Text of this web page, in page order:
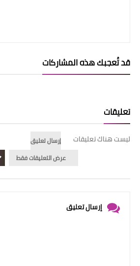
قد تُعجبك هذه المشاركات
تعليقات
ليست هناك تعليقات
إرسال تعليق
عرض التعليقات فقط
إرسال تعليق